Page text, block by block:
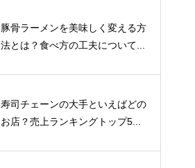
豚骨ラーメンを美味しく変える方
法とは？食べ方の工夫について...
寿司チェーンの大手といえばどの
お店？売上ランキングトップ5...